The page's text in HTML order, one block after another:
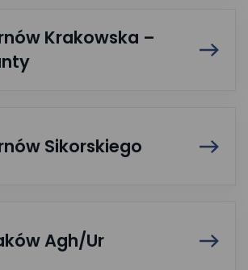
Krakowska –
Sikorskiego
Agh/Ur